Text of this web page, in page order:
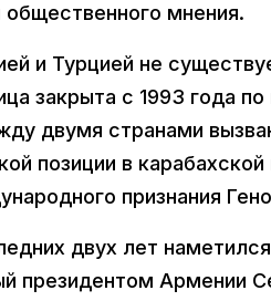
мнения.
и Турцией не
закрыта с 1993 года
двумя странами
позиции в
признания
двух лет
президентом Армении